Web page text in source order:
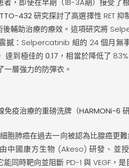
者，即使在早期（1B-3A期）接受
432研究探討了高選擇性 RET 抑
後輔助治療的療效。這項研究將
撼：Selpercatinib 組的 24 個月無
達到極佳的0.17 ，相當於降低了
一層強力的防彈衣。
疫治療的重磅洗牌（HARMONi-6 研
胞肺癌在過去一向被認為比腺癌更
由中國康方生物 (Akeso) 研發、
同時靶向並阻斷 PD-1 與 VEGF，